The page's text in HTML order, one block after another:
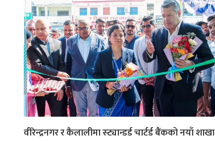
वीरेन्द्रनगर र कैलालीमा स्ट्यान्डर्ड चार्टर्ड बैंकको नयाँ शाखा